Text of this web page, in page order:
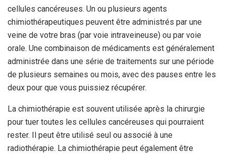
cellules cancéreuses. Un ou plusieurs agents
chimiothérapeutiques peuvent être administrés par une
veine de votre bras (par voie intraveineuse) ou par voie
orale. Une combinaison de médicaments est généralement
administrée dans une série de traitements sur une période
de plusieurs semaines ou mois, avec des pauses entre les
deux pour que vous puissiez récupérer.
La chimiothérapie est souvent utilisée après la chirurgie
pour tuer toutes les cellules cancéreuses qui pourraient
rester. Il peut être utilisé seul ou associé à une
radiothérapie. La chimiothérapie peut également être